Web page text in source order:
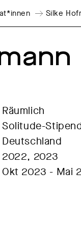
Silke
Räumlich
Solitude-
Deutschland
2022, 2023
Okt 2023 - Mai